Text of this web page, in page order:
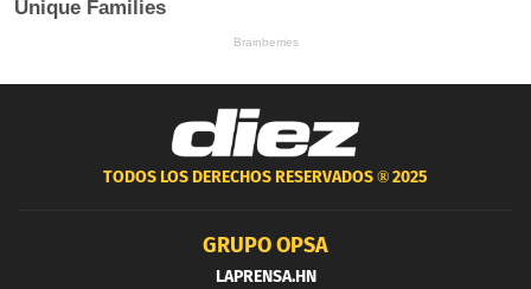
TODOS LOS DERECHOS RESERVADOS ®2025
GRUPO OPSA
LAPRENSA.HN